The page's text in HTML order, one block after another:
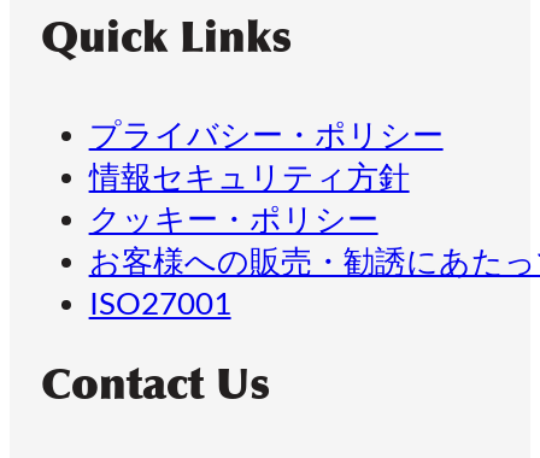
Quick Links
プライバシー・ポリシー
情報セキュリティ方針
クッキー・ポリシー
お客様への販売・勧誘にあた
ISO27001
Contact Us